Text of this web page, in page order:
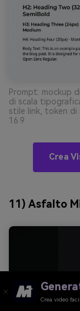
Prompt: mockup
di scala
stile link, token
16:9
Crea
11) Asfalto
Crea video